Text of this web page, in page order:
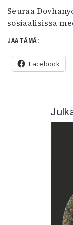
Seuraa
sosiaalisissa
JAA TÄMÄ:
Facebook